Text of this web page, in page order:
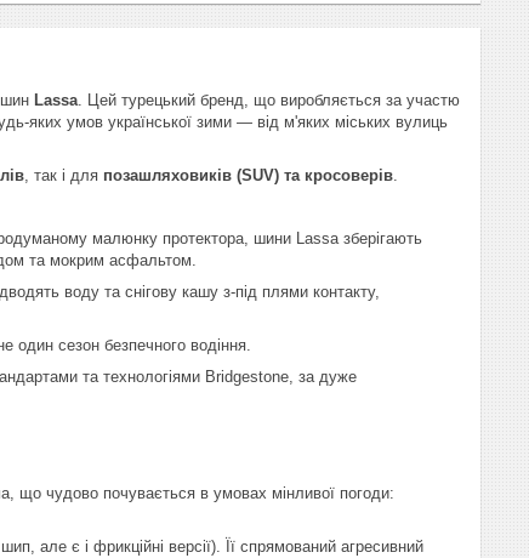
шин Lassa. Цей турецький бренд, що виробляється за участю
яких умов української зими — від м'яких міських вулиць
, так і для позашляховиків (SUV) та кросоверів.
малюнку протектора, шини Lassa зберігають
та мокрим асфальтом.
воду та снігову кашу з-під плями контакту,
один сезон безпечного водіння.
та технологіями Bridgestone, за дуже
що чудово почувається в умовах мінливої погоди:
але є і фрикційні версії). Її спрямований агресивний